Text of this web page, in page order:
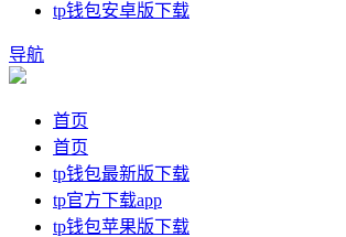
tp钱包安卓版下载
导航
首页
首页
tp钱包最新版下载
tp官方下载app
tp钱包苹果版下载